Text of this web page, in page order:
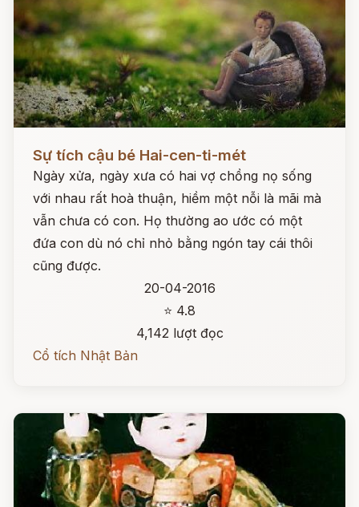
Sự tích cậu bé Hai-cen-ti-mét
Ngày xửa, ngày xưa có hai vợ chồng nọ sống
với nhau rất hoà thuận, hiềm một nỗi là mãi mà
vẫn chưa có con. Họ thường ao ước có một
đứa con dù nó chỉ nhỏ bằng ngón tay cái thôi
cũng được.
20-04-2016
⭐ 4.8
4,142 lượt đọc
Cổ tích Nhật Bản